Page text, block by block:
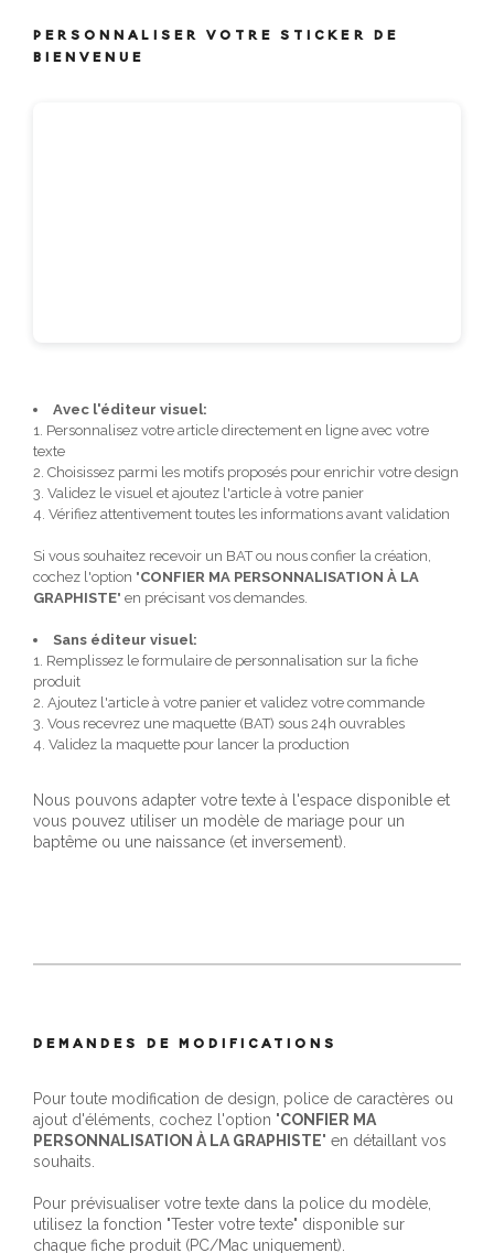
PERSONNALISER VOTRE STICKER DE
BIENVENUE
Avec l'éditeur visuel:
1. Personnalisez votre article directement en ligne avec votre
texte
2. Choisissez parmi les motifs proposés pour enrichir votre design
3. Validez le visuel et ajoutez l'article à votre panier
4. Vérifiez attentivement toutes les informations avant validation
Si vous souhaitez recevoir un BAT ou nous confier la création,
cochez l'option "CONFIER MA PERSONNALISATION À LA
GRAPHISTE" en précisant vos demandes.
Sans éditeur visuel:
1. Remplissez le formulaire de personnalisation sur la fiche
produit
2. Ajoutez l'article à votre panier et validez votre commande
3. Vous recevrez une maquette (BAT) sous 24h ouvrables
4. Validez la maquette pour lancer la production
Nous pouvons adapter votre texte à l'espace disponible et
vous pouvez utiliser un modèle de mariage pour un
baptême ou une naissance (et inversement).
DEMANDES DE MODIFICATIONS
Pour toute modification de design, police de caractères ou
ajout d'éléments, cochez l'option "CONFIER MA
PERSONNALISATION À LA GRAPHISTE" en détaillant vos
souhaits.
Pour prévisualiser votre texte dans la police du modèle,
utilisez la fonction "Tester votre texte" disponible sur
chaque fiche produit (PC/Mac uniquement).